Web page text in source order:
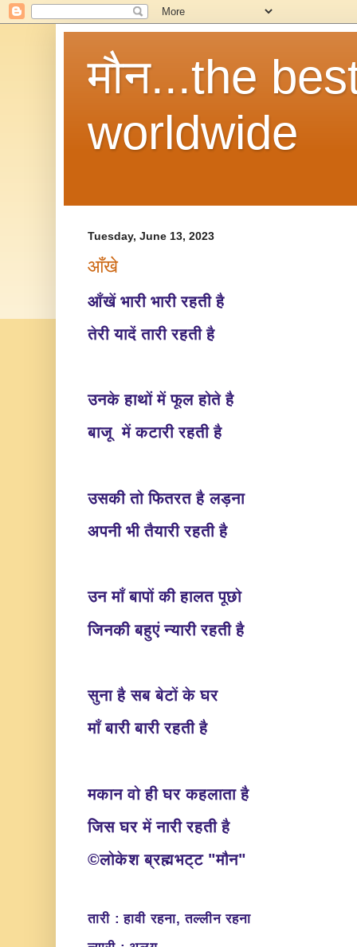
मौन...the
worldwide
Tuesday, June 13, 2023
आँखे
आँखें भारी भारी रहती है
तेरी यादें तारी रहती है
उनके हाथों में फूल होते है
बाजू में कटारी रहती है
उसकी तो फितरत है लड़ना
अपनी भी तैयारी रहती है
उन माँ बापों की हालत पूछो
जिनकी बहुएं न्यारी रहती है
सुना है सब बेटों के घर
माँ बारी बारी रहती है
मकान वो ही घर कहलाता है
जिस घर में नारी रहती है
©लोकेश ब्रह्मभट्ट "मौन"
तारी : हावी रहना, तल्लीन रहना